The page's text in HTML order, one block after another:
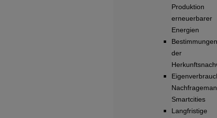
Produktion
erneuerbarer
Energien
Bestimmungen
der
Smartcities
Langfristige